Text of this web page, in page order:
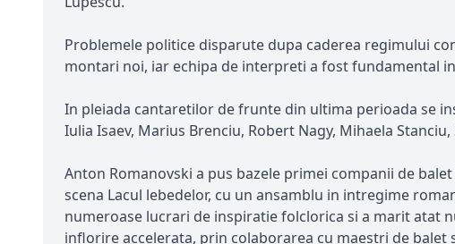
Problemele politice disparute dupa caderea regimului
montari noi, iar echipa de interpreti a fost fundamental
In pleiada cantaretilor de frunte din ultima perioada se
Iulia Isaev, Marius Brenciu, Robert Nagy, Mihaela
Anton Romanovski a pus bazele primei companii de
scena Lacul lebedelor, cu un ansamblu in intregime
numeroase lucrari de inspiratie folclorica si a marit atat
inflorire accelerata, prin colaborarea cu maestri de